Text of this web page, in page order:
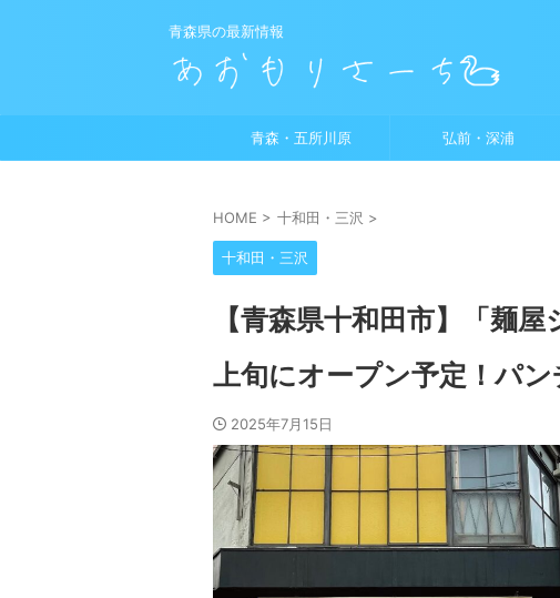
青森県の最新情報
青森・五所川原 弘前・深浦
HOME > 十和田・三沢 >
十和田・三沢
【青森県十和田市】「麺
上旬にオープン予定！パ
2025年7月15日